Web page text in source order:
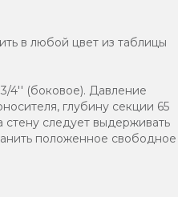
в любой цвет из таблицы
4'' (боковое). Давление
глубину секции 65
следует выдерживать
положенное свободное